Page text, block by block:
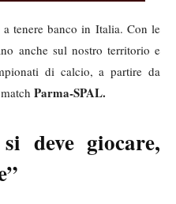
tenere banco in Italia. Con le
anche sul nostro territorio e
di calcio, a partire da
Parma-SPAL.
deve giocare,